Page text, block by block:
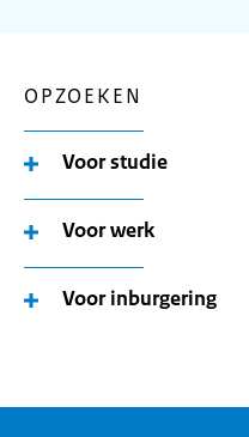
OPZOEKEN
Voor studie
Voor werk
Voor inburgering